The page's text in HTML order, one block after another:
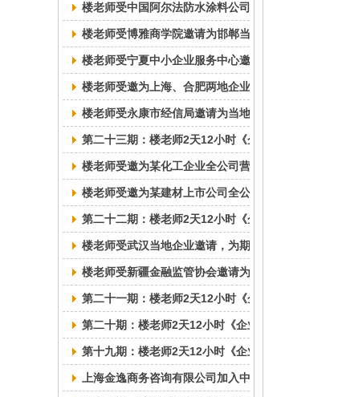
楼老师受中国阿尔法防水涂料公司邀请为所有企业
楼老师受博雅商学院邀请为邯郸当地有应收账款拖
楼老师受宁夏中小企业服务中心邀请为当地企业提
楼老师受邀为上海、合肥两地企业做“应收账款催收
楼老师受永康市经信局邀请为当地工业企业做应收
第二十三期：楼老师2天12小时《企业应收账款催
楼老师受邀为某化工企业全公司营销、财务、法务
楼老师受邀为某建材上市公司全公司营销、财务、
第二十二期：楼老师2天12小时《企业应收账款催
楼老师受武汉当地企业邀请，为期一天的“应收账
楼老师受新疆金融监管协会邀请为自治区小贷担保
第二十一期：楼老师2天12小时《企业应收账款催
第二十期：楼老师2天12小时《企业应收账款催收
第十九期：楼老师2天12小时《企业应收账款催收
上海金逸商务咨询有限公司加入中国中小企业协会